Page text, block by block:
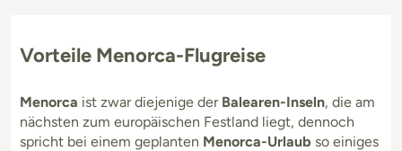
Vorteile Menorca-Flugreise
Menorca ist zwar diejenige der Balearen-Inseln, die am
nächsten zum europäischen Festland liegt, dennoch
spricht bei einem geplanten Menorca-Urlaub so einiges